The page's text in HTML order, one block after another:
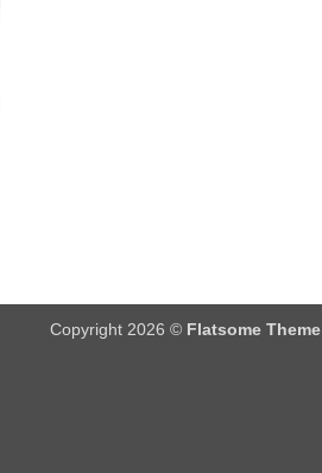
Copyright 2026 © Flatsome Theme